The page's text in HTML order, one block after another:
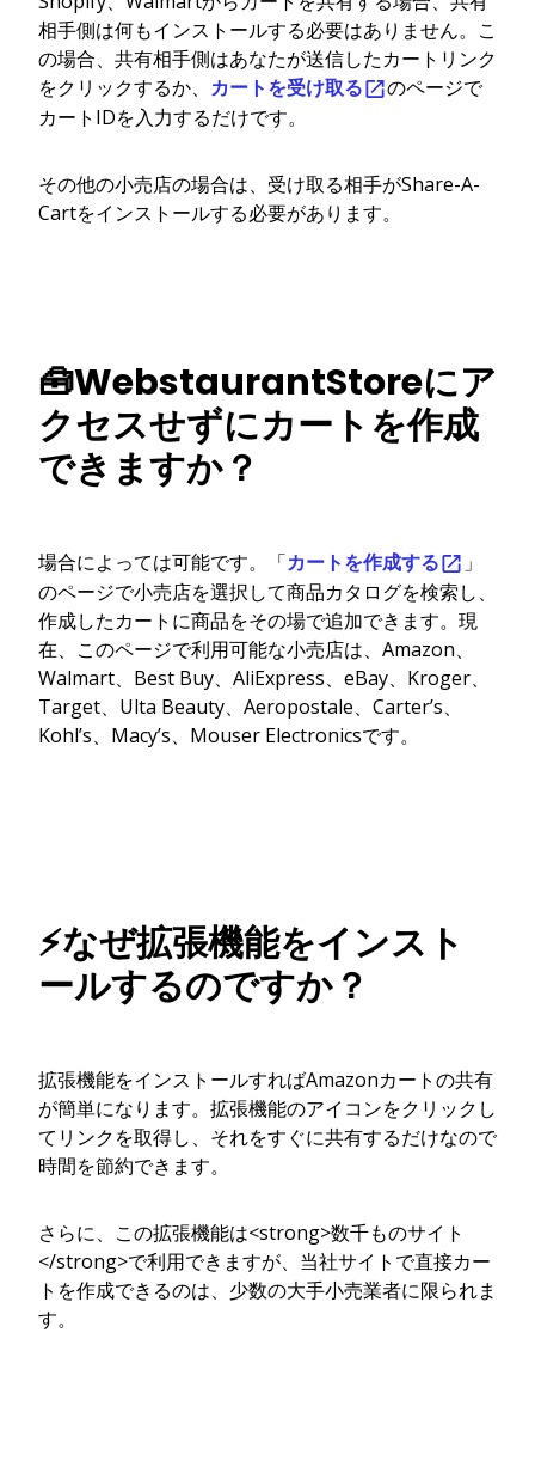
相手側は何もインストールする必要はありません。こ
の場合、共有相手側はあなたが送信したカートリンク
をクリックするか、 カートを受け取る
のページで
カートIDを入力するだけです。
その他の小売店の場合は、受け取る相手がShare-A-
Cartをインストールする必要があります。
🧰WebstaurantStoreにア
クセスせずにカートを作成
できますか？
場合によっては可能です。「カートを作成する
」
のページで小売店を選択して商品カタログを検索し、
作成したカートに商品をその場で追加できます。現
在、このページで利用可能な小売店は、Amazon、
Walmart、Best Buy、AliExpress、eBay、Kroger、
Target、Ulta Beauty、Aeropostale、Carter’s、
Kohl’s、Macy’s、Mouser Electronicsです。
⚡なぜ拡張機能をインスト
ールするのですか？
拡張機能をインストールすればAmazonカートの共有
が簡単になります。拡張機能のアイコンをクリックし
てリンクを取得し、それをすぐに共有するだけなので
時間を節約できます。
さらに、この拡張機能は<strong>数千ものサイト
</strong>で利用できますが、当社サイトで直接カー
トを作成できるのは、少数の大手小売業者に限られま
す。